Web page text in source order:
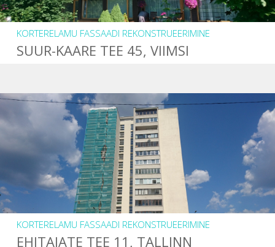
KORTERELAMU FASSAADI REKONSTRUEERIMINE
SUUR-KAARE TEE 45, VIIMSI
KORTERELAMU FASSAADI REKONSTRUEERIMINE
EHITAJATE TEE 11, TALLINN